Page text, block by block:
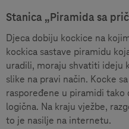
Stanica „Piramida sa
Djeca dobiju kockice na
kockica sastave piramidu
uradili, moraju shvatiti ideju
slike na pravi način. Kocke
raspoređene u piramidi tako
logična. Na kraju vježbe,
to je nasilje na internetu.